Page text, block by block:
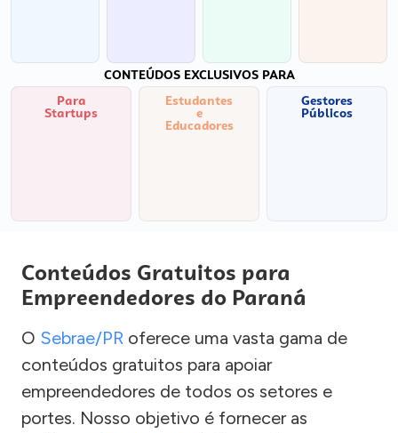
CONTEÚDOS EXCLUSIVOS PARA
Para
Startups
Estudantes
e
Educadores
Gestores
Públicos
Conteúdos Gratuitos para
Empreendedores do Paraná
O Sebrae/PR oferece uma vasta gama de
conteúdos gratuitos para apoiar
empreendedores de todos os setores e
portes. Nosso objetivo é fornecer as